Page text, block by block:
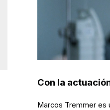
Con la
Marcos Tremmer es